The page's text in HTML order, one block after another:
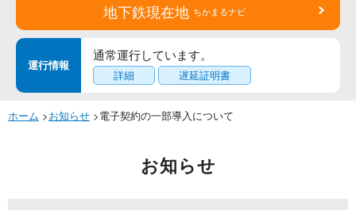
地下鉄現在地 ちかまるナビ
運行情報
通常運行しています。
詳細 遅延証明書
ホーム >お知らせ >電子契約の一部導入について
お知らせ